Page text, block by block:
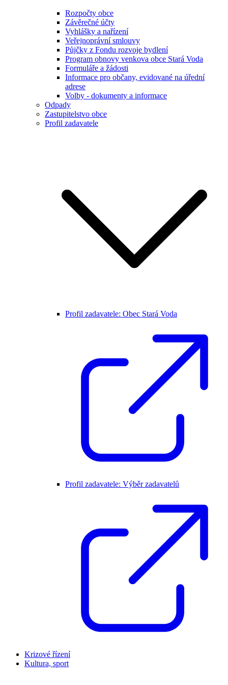
Rozpočty obce
Závěrečné účty
Vyhlášky a nařízení
Veřejnoprávní smlouvy
Půjčky z Fondu rozvoje bydlení
Program obnovy venkova obce Stará Voda
Formuláře a žádosti
Informace pro občany, evidované na úřední
adrese
Volby - dokumenty a informace
Odpady
Zastupitelstvo obce
Profil zadavatele
Profil zadavatele: Obec Stará Voda
Profil zadavatele: Výběr zadavatelů
Krizové řízení
Kultura, sport